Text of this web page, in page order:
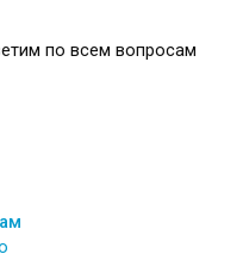
по всем вопросам